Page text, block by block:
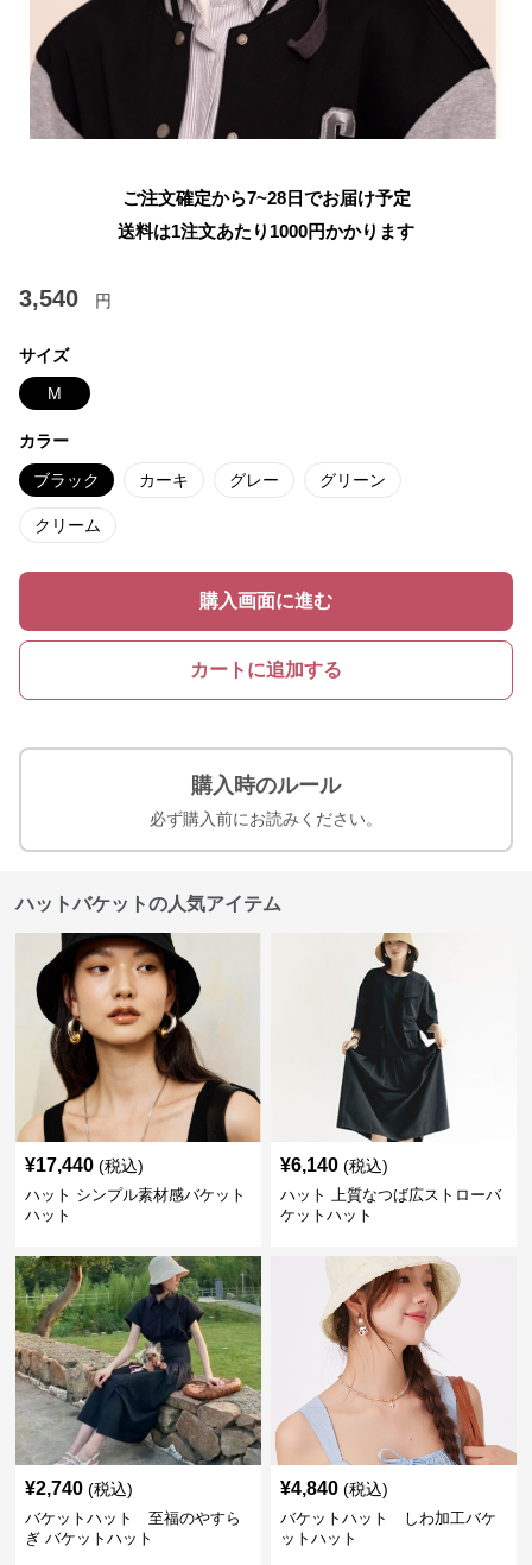
ご注文確定から7~28日でお届け予定
送料は1注文あたり 1000円かかります
3,540 円
サイズ
M
カラー
ブラック カーキ グレー グリーン
クリーム
購入画面に進む
カートに追加する
購入時のルール
必ず購入前にお読みください。
ハットバケットの人気アイテム
¥17,440 (税込)
ハット シンプル素材感バケット
ハット
¥6,140 (税込)
ハット 上質なつば広ストローバ
ケットハット
¥2,740 (税込)
バケットハット 至福のやすら
ぎ バケットハット
¥4,840 (税込)
バケットハット しわ加工バケ
ットハット